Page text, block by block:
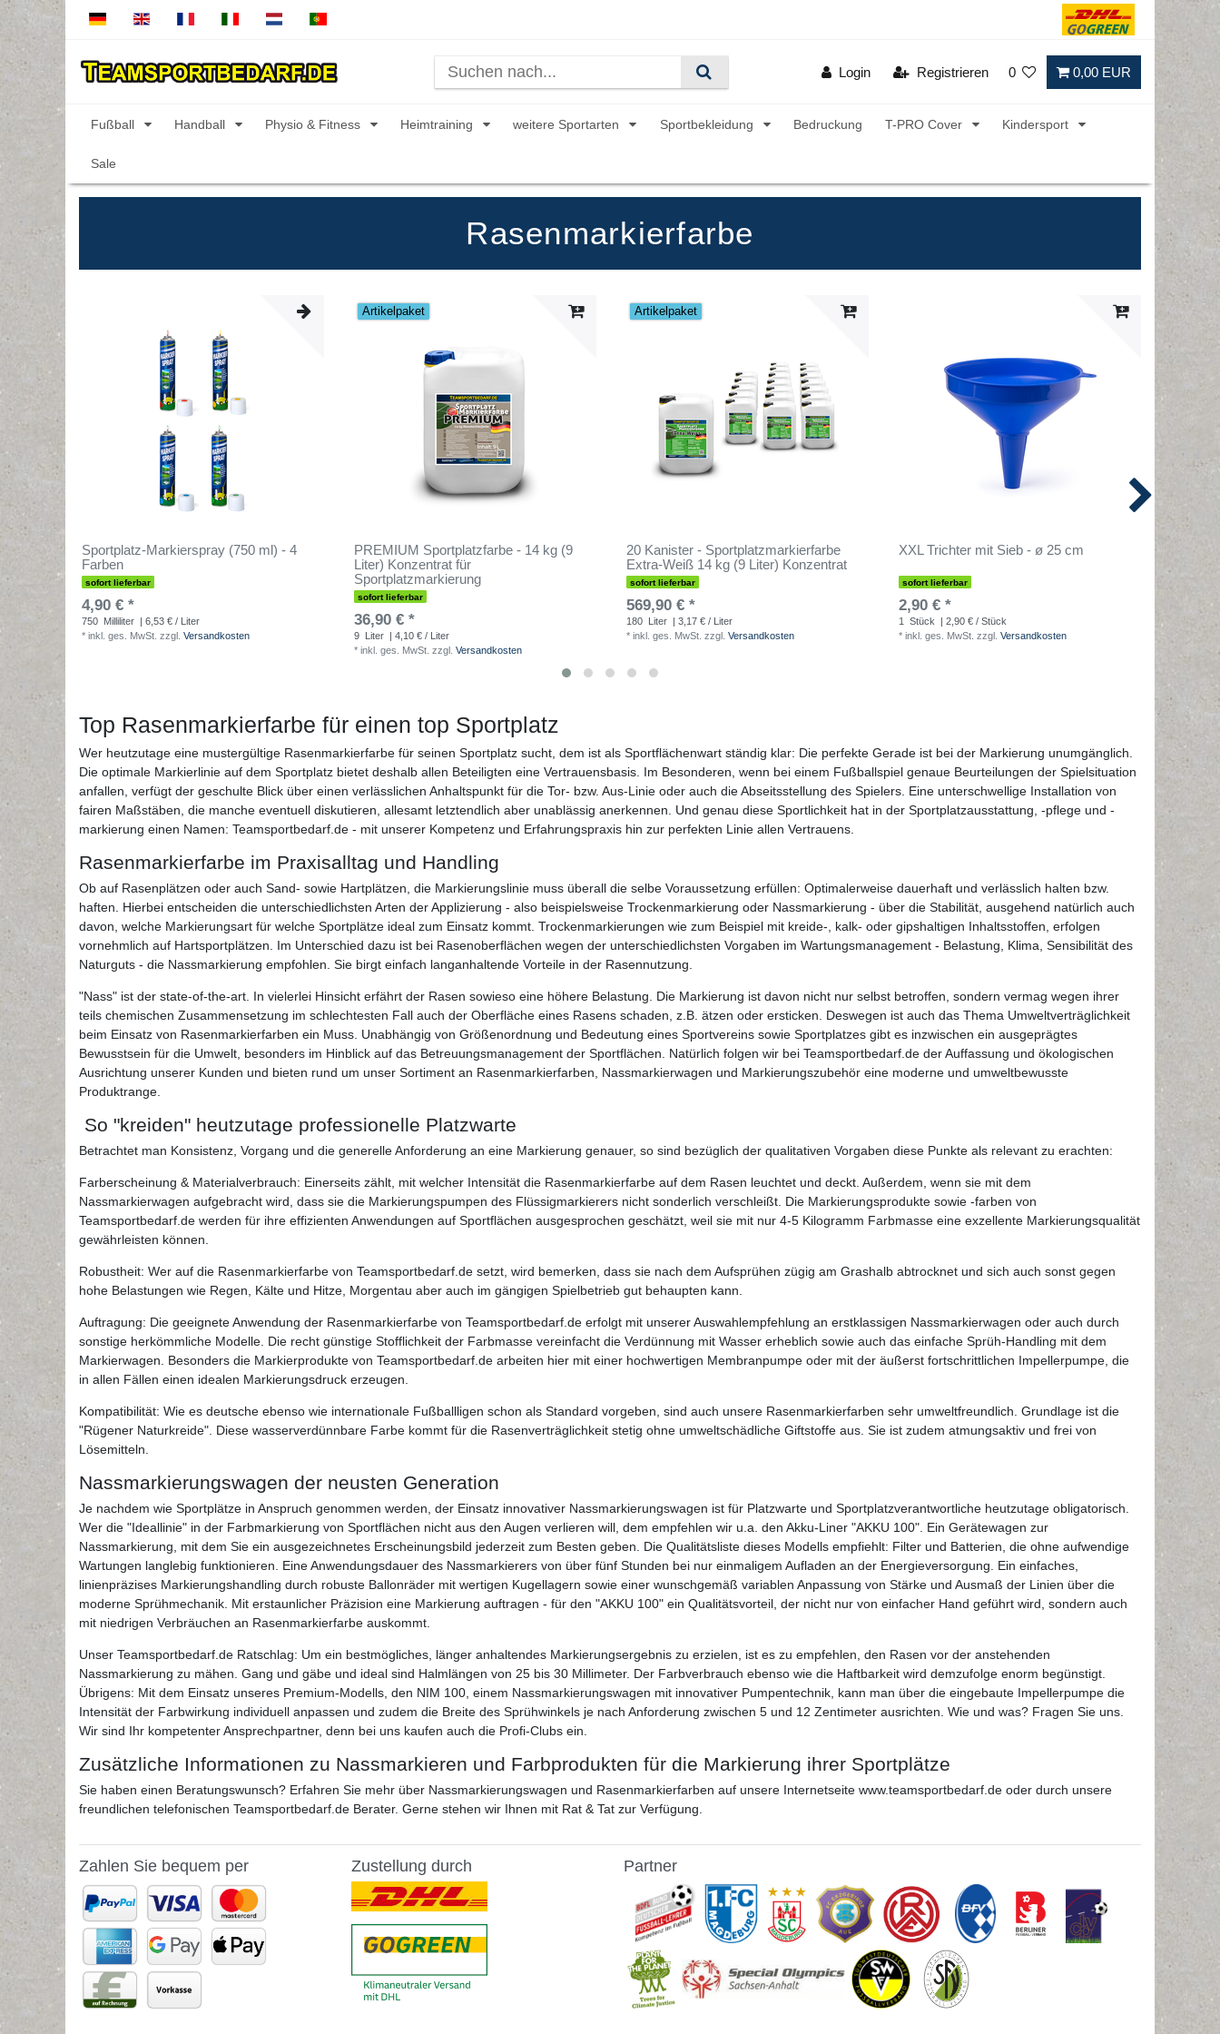
Login Registrieren 0 0,00 EUR
Fußball Handball Physio & Fitness Heimtraining weitere Sportarten Sportbekleidung Bedruckung T-PRO Cover Kindersport
Sale
Rasenmarkierfarbe
Sportplatz-Markierspray (750 ml) - 4
Farben
sofort lieferbar
4,90 € *
750 Milliliter
| 6,53 € / Liter
* inkl. ges. MwSt. zzgl. Versandkosten
Artikelpaket
PREMIUM Sportplatzfarbe - 14 kg (9
Liter) Konzentrat für
Sportplatzmarkierung
sofort lieferbar
36,90 € *
9 Liter
| 4,10 € / Liter
* inkl. ges. MwSt. zzgl. Versandkosten
Artikelpaket
20 Kanister - Sportplatzmarkierfarbe
Extra-Weiß 14 kg (9 Liter) Konzentrat
sofort lieferbar
569,90 € *
180 Liter
| 3,17 € / Liter
* inkl. ges. MwSt. zzgl. Versandkosten
XXL Trichter mit Sieb - ø 25 cm
sofort lieferbar
2,90 € *
1 Stück
| 2,90 € / Stück
* inkl. ges. MwSt. zzgl. Versandkosten
*inkl. ges.
Top Rasenmarkierfarbe für einen top Sportplatz
Wer heutzutage eine mustergültige Rasenmarkierfarbe für seinen Sportplatz sucht, dem ist als Sportflächenwart ständig klar: Die perfekte Gerade ist bei der Markierung unumgänglich.
Die optimale Markierlinie auf dem Sportplatz bietet deshalb allen Beteiligten eine Vertrauensbasis. Im Besonderen, wenn bei einem Fußballspiel genaue Beurteilungen der Spielsituation
anfallen, verfügt der geschulte Blick über einen verlässlichen Anhaltspunkt für die Tor- bzw. Aus-Linie oder auch die Abseitsstellung des Spielers. Eine unterschwellige Installation von
fairen Maßstäben, die manche eventuell diskutieren, allesamt letztendlich aber unablässig anerkennen. Und genau diese Sportlichkeit hat in der Sportplatzausstattung, -pflege und -
markierung einen Namen: Teamsportbedarf.de - mit unserer Kompetenz und Erfahrungspraxis hin zur perfekten Linie allen Vertrauens.
Rasenmarkierfarbe im Praxisalltag und Handling
Ob auf Rasenplätzen oder auch Sand- sowie Hartplätzen, die Markierungslinie muss überall die selbe Voraussetzung erfüllen: Optimalerweise dauerhaft und verlässlich halten bzw.
haften. Hierbei entscheiden die unterschiedlichsten Arten der Applizierung - also beispielsweise Trockenmarkierung oder Nassmarkierung - über die Stabilität, ausgehend natürlich auch
davon, welche Markierungsart für welche Sportplätze ideal zum Einsatz kommt. Trockenmarkierungen wie zum Beispiel mit kreide-, kalk- oder gipshaltigen Inhaltsstoffen, erfolgen
vornehmlich auf Hartsportplätzen. Im Unterschied dazu ist bei Rasenoberflächen wegen der unterschiedlichsten Vorgaben im Wartungsmanagement - Belastung, Klima, Sensibilität des
Naturguts - die Nassmarkierung empfohlen. Sie birgt einfach langanhaltende Vorteile in der Rasennutzung.
"Nass" ist der state-of-the-art. In vielerlei Hinsicht erfährt der Rasen sowieso eine höhere Belastung. Die Markierung ist davon nicht nur selbst betroffen, sondern vermag wegen ihrer
teils chemischen Zusammensetzung im schlechtesten Fall auch der Oberfläche eines Rasens schaden, z.B. ätzen oder ersticken. Deswegen ist auch das Thema Umweltverträglichkeit
beim Einsatz von Rasenmarkierfarben ein Muss. Unabhängig von Größenordnung und Bedeutung eines Sportvereins sowie Sportplatzes gibt es inzwischen ein ausgeprägtes
Bewusstsein für die Umwelt, besonders im Hinblick auf das Betreuungsmanagement der Sportflächen. Natürlich folgen wir bei Teamsportbedarf.de der Auffassung und ökologischen
Ausrichtung unserer Kunden und bieten rund um unser Sortiment an Rasenmarkierfarben, Nassmarkierwagen und Markierungszubehör eine moderne und umweltbewusste
Produktrange.
So "kreiden" heutzutage professionelle Platzwarte
Betrachtet man Konsistenz, Vorgang und die generelle Anforderung an eine Markierung genauer, so sind bezüglich der qualitativen Vorgaben diese Punkte als relevant zu erachten:
Farberscheinung & Materialverbrauch: Einerseits zählt, mit welcher Intensität die Rasenmarkierfarbe auf dem Rasen leuchtet und deckt. Außerdem, wenn sie mit dem
Nassmarkierwagen aufgebracht wird, dass sie die Markierungspumpen des Flüssigmarkierers nicht sonderlich verschleißt. Die Markierungsprodukte sowie -farben von
Teamsportbedarf.de werden für ihre effizienten Anwendungen auf Sportflächen ausgesprochen geschätzt, weil sie mit nur 4-5 Kilogramm Farbmasse eine exzellente Markierungsqualität
gewährleisten können.
Robustheit: Wer auf die Rasenmarkierfarbe von Teamsportbedarf.de setzt, wird bemerken, dass sie nach dem Aufsprühen zügig am Grashalb abtrocknet und sich auch sonst gegen
hohe Belastungen wie Regen, Kälte und Hitze, Morgentau aber auch im gängigen Spielbetrieb gut behaupten kann.
Auftragung: Die geeignete Anwendung der Rasenmarkierfarbe von Teamsportbedarf.de erfolgt mit unserer Auswahlempfehlung an erstklassigen Nassmarkierwagen oder auch durch
sonstige herkömmliche Modelle. Die recht günstige Stofflichkeit der Farbmasse vereinfacht die Verdünnung mit Wasser erheblich sowie auch das einfache Sprüh-Handling mit dem
Markierwagen. Besonders die Markierprodukte von Teamsportbedarf.de arbeiten hier mit einer hochwertigen Membranpumpe oder mit der äußerst fortschrittlichen Impellerpumpe, die
in allen Fällen einen idealen Markierungsdruck erzeugen.
Kompatibilität: Wie es deutsche ebenso wie internationale Fußballligen schon als Standard vorgeben, sind auch unsere Rasenmarkierfarben sehr umweltfreundlich. Grundlage ist die
"Rügener Naturkreide". Diese wasserverdünnbare Farbe kommt für die Rasenverträglichkeit stetig ohne umweltschädliche Giftstoffe aus. Sie ist zudem atmungsaktiv und frei von
Lösemitteln.
Nassmarkierungswagen der neusten Generation
Je nachdem wie Sportplätze in Anspruch genommen werden, der Einsatz innovativer Nassmarkierungswagen ist für Platzwarte und Sportplatzverantwortliche heutzutage obligatorisch.
Wer die "Ideallinie" in der Farbmarkierung von Sportflächen nicht aus den Augen verlieren will, dem empfehlen wir u.a. den Akku-Liner "AKKU 100". Ein Gerätewagen zur
Nassmarkierung, mit dem Sie ein ausgezeichnetes Erscheinungsbild jederzeit zum Besten geben. Die Qualitätsliste dieses Modells empfiehlt: Filter und Batterien, die ohne aufwendige
Wartungen langlebig funktionieren. Eine Anwendungsdauer des Nassmarkierers von über fünf Stunden bei nur einmaligem Aufladen an der Energieversorgung. Ein einfaches,
linienpräzises Markierungshandling durch robuste Ballonräder mit wertigen Kugellagern sowie einer wunschgemäß variablen Anpassung von Stärke und Ausmaß der Linien über die
moderne Sprühmechanik. Mit erstaunlicher Präzision eine Markierung auftragen - für den "AKKU 100" ein Qualitätsvorteil, der nicht nur von einfacher Hand geführt wird, sondern auch
mit niedrigen Verbräuchen an Rasenmarkierfarbe auskommt.
Unser Teamsportbedarf.de Ratschlag: Um ein bestmögliches, länger anhaltendes Markierungsergebnis zu erzielen, ist es zu empfehlen, den Rasen vor der anstehenden
Nassmarkierung zu mähen. Gang und gäbe und ideal sind Halmlängen von 25 bis 30 Millimeter. Der Farbverbrauch ebenso wie die Haftbarkeit wird demzufolge enorm begünstigt.
Übrigens: Mit dem Einsatz unseres Premium-Modells, den NIM 100, einem Nassmarkierungswagen mit innovativer Pumpentechnik, kann man über die eingebaute Impellerpumpe die
Intensität der Farbwirkung individuell anpassen und zudem die Breite des Sprühwinkels je nach Anforderung zwischen 5 und 12 Zentimeter ausrichten. Wie und was? Fragen Sie uns.
Wir sind Ihr kompetenter Ansprechpartner, denn bei uns kaufen auch die Profi-Clubs ein.
Zusätzliche Informationen zu Nassmarkieren und Farbprodukten für die Markierung ihrer Sportplätze
Sie haben einen Beratungswunsch? Erfahren Sie mehr über Nassmarkierungswagen und Rasenmarkierfarben auf unsere Internetseite www.teamsportbedarf.de oder durch unsere
freundlichen telefonischen Teamsportbedarf.de Berater. Gerne stehen wir Ihnen mit Rat & Tat zur Verfügung.
Zahlen Sie bequem per Zustellung durch Partner